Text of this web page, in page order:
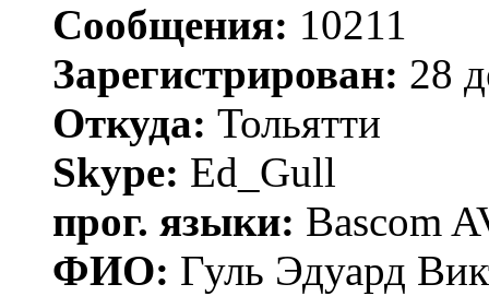
Сообщения: 10211
Зарегистрирован: 28
Откуда: Тольятти
Skype: Ed_Gull
прог. языки: Bascom
ФИО: Гуль Эдуард